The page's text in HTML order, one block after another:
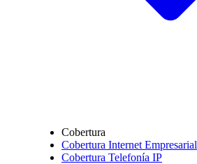
Cobertura
Cobertura Internet Empresarial
Cobertura Telefonía IP